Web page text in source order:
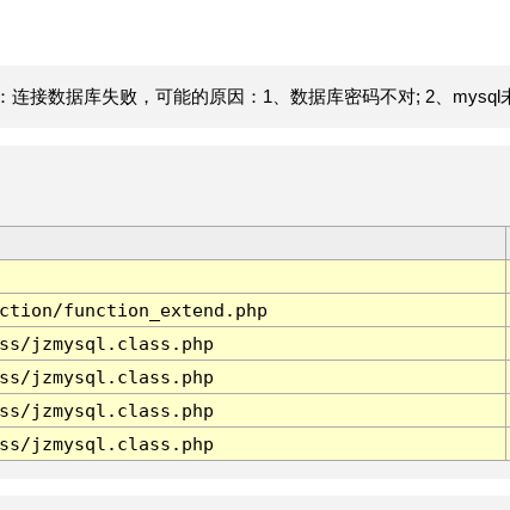
连接数据库失败，可能的原因：1、数据库密码不对; 2、mysql
function_extend.php
jzmysql.class.php
jzmysql.class.php
jzmysql.class.php
jzmysql.class.php